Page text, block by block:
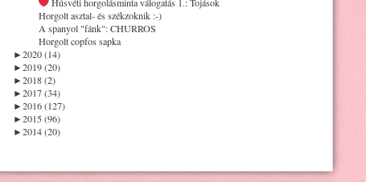
Horgolt asztal- és székzoknik :-)
A spanyol "fánk": CHURROS
Horgolt copfos sapka
►2020 (14)
►2019 (20)
►2018 (2)
►2017 (34)
►2016 (127)
►2015 (96)
►2014 (20)